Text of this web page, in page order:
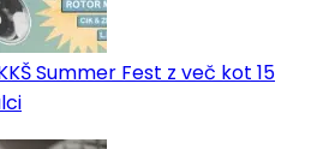
Summer Fest z več kot 15